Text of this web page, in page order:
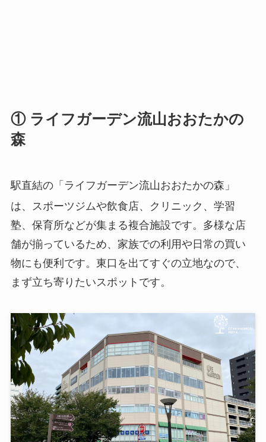
① ライフガーデン流山おおたかの
森
駅直結の「ライフガーデン流山おおたかの森」
は、スポーツジムや飲食店、クリニック、学習
塾、保育所などが集まる複合施設です。多様な店
舗が揃っているため、家族での利用や日常の買い
物にも便利です。東口を出てすぐの立地なので、
まず立ち寄りたいスポットです。